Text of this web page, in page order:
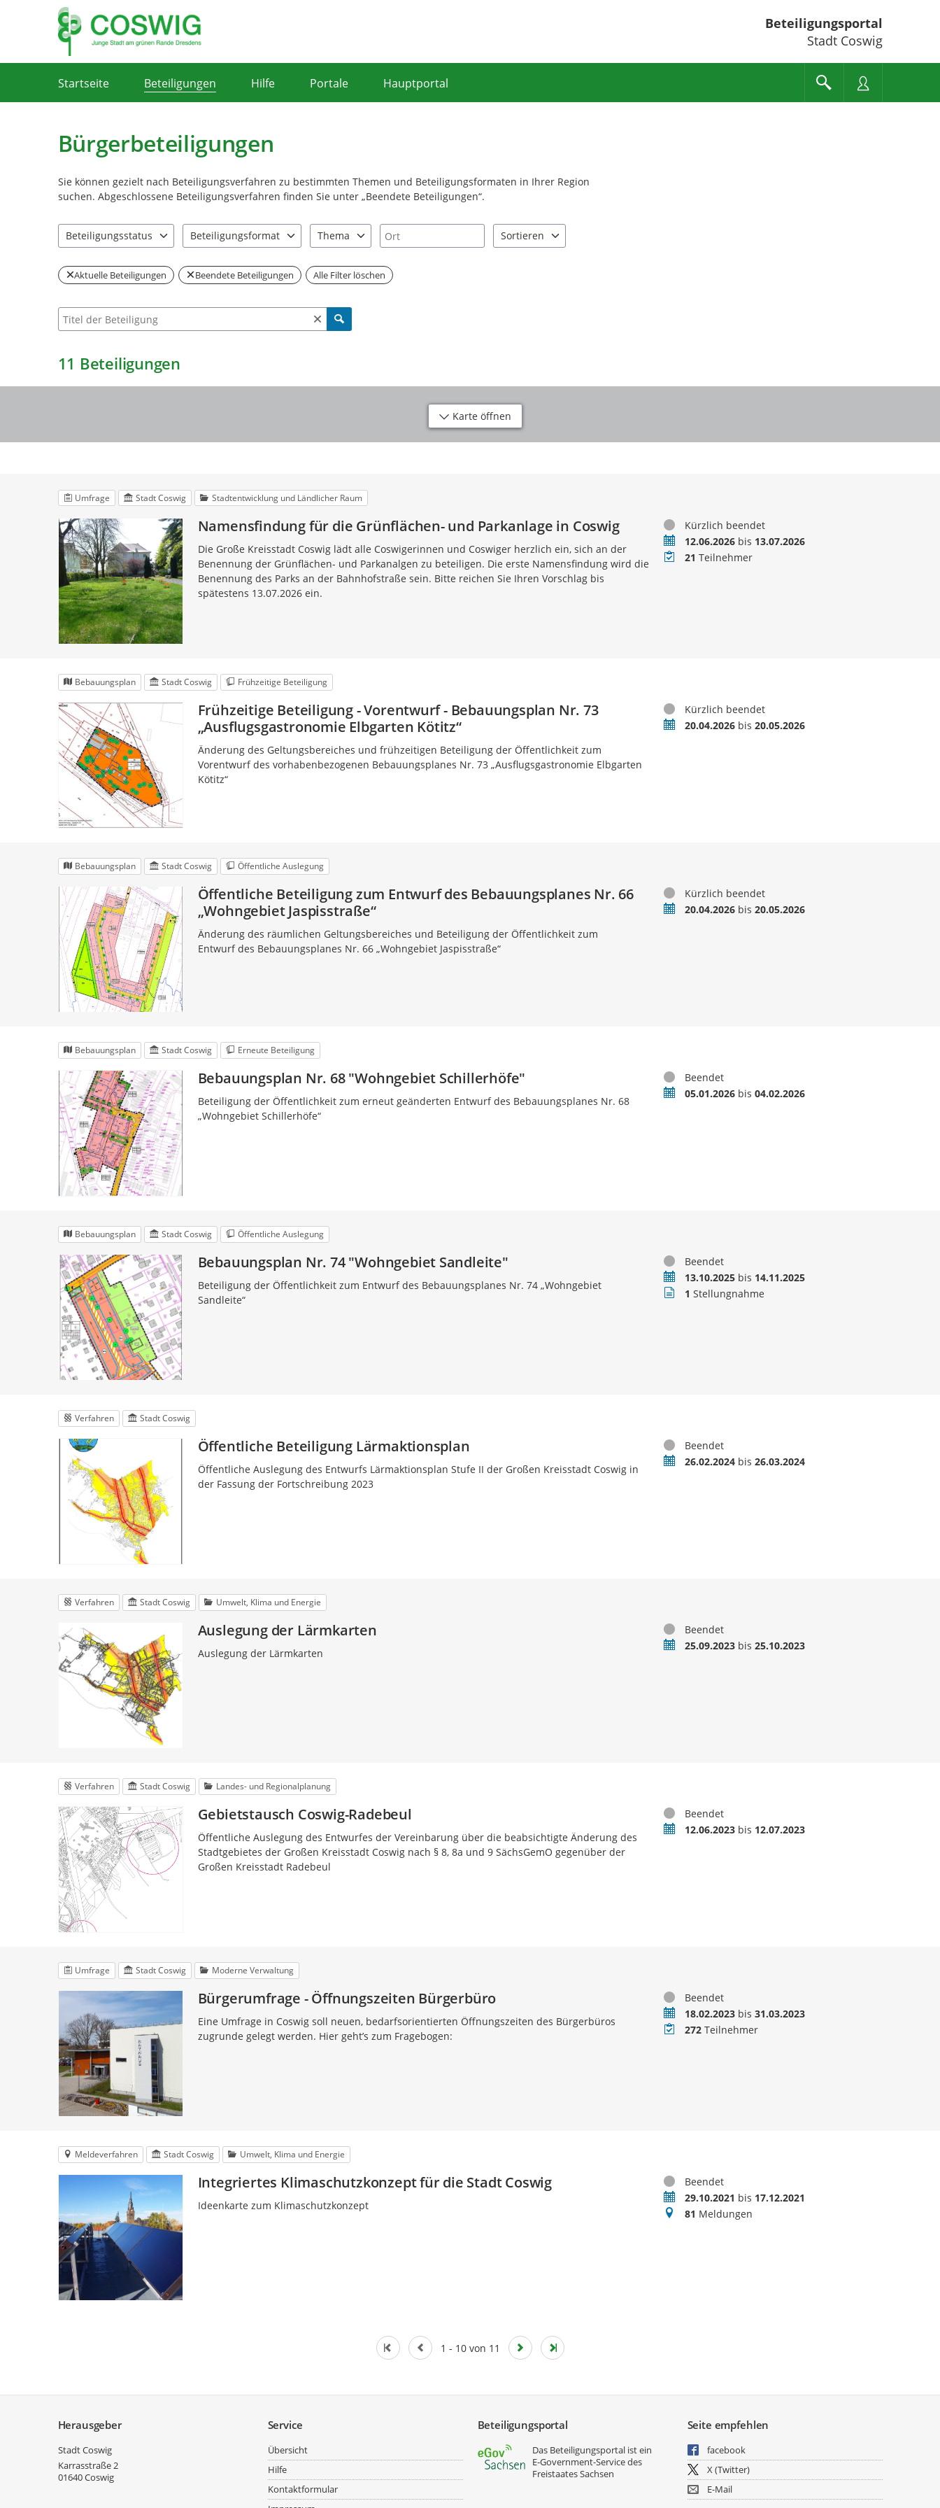
Beteiligungsportal
Stadt Coswig
Startseite Beteiligungen Hilfe Portale Hauptportal
Bürgerbeteiligungen
Sie können gezielt nach Beteiligungsverfahren zu bestimmten Themen und Beteiligungsformaten in Ihrer Region
suchen. Abgeschlossene Beteiligungsverfahren finden Sie unter „Beendete Beteiligungen“.
Beteiligungsstatus
Beteiligungsformat
Thema
Ort
Sortieren
Aktuelle Beteiligungen Beendete Beteiligungen Alle Filter löschen
Suche nach Beteiligung
11 Beteiligungen
Karte öffnen
Umfrage Stadt Coswig Stadtentwicklung und Ländlicher Raum
Namensfindung für die Grünflächen- und Parkanlage in Coswig
Die Große Kreisstadt Coswig lädt alle Coswigerinnen und Coswiger herzlich ein, sich an der
Benennung der Grünflächen- und Parkanalgen zu beteiligen. Die erste Namensfindung wird die
Benennung des Parks an der Bahnhofstraße sein. Bitte reichen Sie Ihren Vorschlag bis
spätestens 13.07.2026 ein.
StatusKürzlich beendet
Zeitraum12.06.2026 bis 13.07.2026
Teilnehmer
21 Teilnehmer
Bebauungsplan Stadt Coswig Frühzeitige Beteiligung
Frühzeitige Beteiligung - Vorentwurf - Bebauungsplan Nr. 73
„Ausflugsgastronomie Elbgarten Kötitz“
Änderung des Geltungsbereiches und frühzeitigen Beteiligung der Öffentlichkeit zum
Vorentwurf des vorhabenbezogenen Bebauungsplanes Nr. 73 „Ausflugsgastronomie Elbgarten
Kötitz“
StatusKürzlich beendet
Zeitraum20.04.2026 bis20.05.2026
Bebauungsplan Stadt Coswig Öffentliche Auslegung
Öffentliche Beteiligung zum Entwurf des Bebauungsplanes Nr. 66
„Wohngebiet Jaspisstraße“
Änderung des räumlichen Geltungsbereiches und Beteiligung der Öffentlichkeit zum
Entwurf des Bebauungsplanes Nr. 66 „Wohngebiet Jaspisstraße“
StatusKürzlich beendet
Zeitraum20.04.2026 bis20.05.2026
Bebauungsplan Stadt Coswig Erneute Beteiligung
Bebauungsplan Nr. 68 "Wohngebiet Schillerhöfe"
Beteiligung der Öffentlichkeit zum erneut geänderten Entwurf des Bebauungsplanes Nr. 68
„Wohngebiet Schillerhöfe“
StatusBeendet
Zeitraum05.01.2026 bis04.02.2026
Bebauungsplan Stadt Coswig Öffentliche Auslegung
Bebauungsplan Nr. 74 "Wohngebiet Sandleite"
Beteiligung der Öffentlichkeit zum Entwurf des Bebauungsplanes Nr. 74 „Wohngebiet
Sandleite“
StatusBeendet
Zeitraum13.10.2025 bis 14.11.2025
Stellungnahmen
1 Stellungnahme
Verfahren Stadt Coswig
Öffentliche Beteiligung Lärmaktionsplan
Öffentliche Auslegung des Entwurfs Lärmaktionsplan Stufe II der Großen Kreisstadt Coswig in
der Fassung der Fortschreibung 2023
StatusBeendet
Zeitraum26.02.2024 bis26.03.2024
Verfahren Stadt Coswig Umwelt, Klima und Energie
Auslegung der Lärmkarten
Auslegung der Lärmkarten
StatusBeendet
Zeitraum25.09.2023 bis25.10.2023
Verfahren Stadt Coswig Landes- und Regionalplanung
Gebietstausch Coswig-Radebeul
Öffentliche Auslegung des Entwurfes der Vereinbarung über die beabsichtigte Änderung des
Stadtgebietes der Großen Kreisstadt Coswig nach § 8, 8a und 9 SächsGemO gegenüber der
Großen Kreisstadt Radebeul
StatusBeendet
Zeitraum12.06.2023 bis 12.07.2023
Umfrage Stadt Coswig Moderne Verwaltung
Bürgerumfrage - Öffnungszeiten Bürgerbüro
Eine Umfrage in Coswig soll neuen, bedarfsorientierten Öffnungszeiten des Bürgerbüros
zugrunde gelegt werden. Hier geht’s zum Fragebogen:
StatusBeendet
Zeitraum18.02.2023 bis31.03.2023
Teilnehmer
272 Teilnehmer
Meldeverfahren Stadt Coswig Umwelt, Klima und Energie
Integriertes Klimaschutzkonzept für die Stadt Coswig
Ideenkarte zum Klimaschutzkonzept
StatusBeendet
Zeitraum29.10.2021 bis 17.12.2021
Meldungen
81 Meldungen
1 - 10 von 11
Herausgeber
Stadt Coswig
Karrasstraße 2
01640Coswig
Service
Übersicht
Hilfe
Kontaktformular
Beteiligungsportal
Das Beteiligungsportal ist ein
E‑Government-Service des
Freistaates Sachsen
Seite empfehlen
facebook
X (Twitter)
E-Mail